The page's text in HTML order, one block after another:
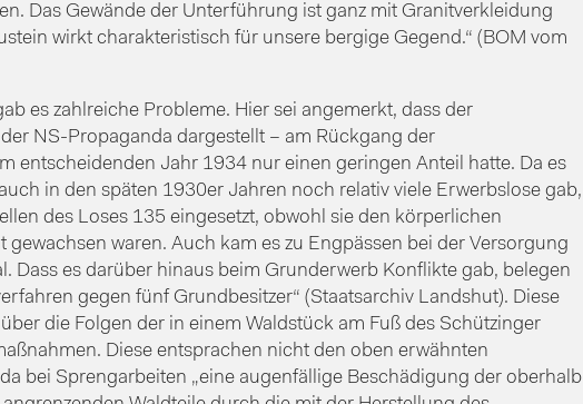
Das Gewände der Unterführung ist ganz mit Granitverkleidung
wirkt charakteristisch für unsere bergige Gegend.“ (BOM vom
es zahlreiche Probleme. Hier sei angemerkt, dass der
NS-Propaganda dargestellt – am Rückgang der
entscheidenden Jahr 1934 nur einen geringen Anteil hatte. Da es
in den späten 1930er Jahren noch relativ viele Erwerbslose gab,
des Loses 135 eingesetzt, obwohl sie den körperlichen
waren. Auch kam es zu Engpässen bei der Versorgung
Dass es darüber hinaus beim Grunderwerb Konflikte gab, belegen
gegen fünf Grundbesitzer“ (Staatsarchiv Landshut). Diese
die Folgen der in einem Waldstück am Fuß des Schützinger
Diese entsprachen nicht den oben erwähnten
bei Sprengarbeiten „eine augenfällige Beschädigung der oberhalb